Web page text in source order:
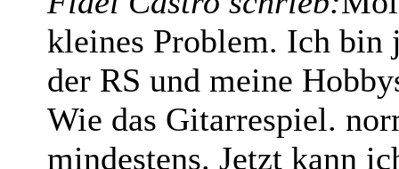
kleines Problem. Ich bin
der RS und meine
Wie das Gitarrespiel.
mindestens. Jetzt kann